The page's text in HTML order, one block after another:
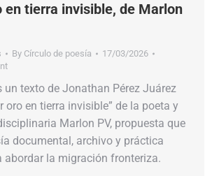
en tierra invisible, de Marlon
By Círculo de poesía
17/03/2026
un texto de Jonathan Pérez Juárez
oro en tierra invisible” de la poeta y
Marlon PV, propuesta que
documental, archivo y práctica
abordar la migración fronteriza.